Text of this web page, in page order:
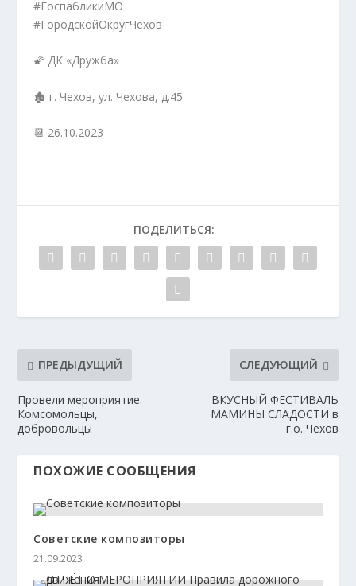
#ГоспабликиМО
#ГородскойОкругЧехов
🌠 ДК «Дружба»
🏚 г. Чехов, ул. Чехова, д.45
📆 26.10.2023
ПОДЕЛИТЬСЯ:
ПРЕДЫДУЩИЙ
Провели мероприятие.
Комсомольцы,
добровольцы
СЛЕДУЮЩИЙ
ВКУСНЫЙ ФЕСТИВАЛЬ
МАМИНЫ СЛАДОСТИ в
г.о. Чехов
ПОХОЖИЕ СООБЩЕНИЯ
Советские композиторы
21.09.2023